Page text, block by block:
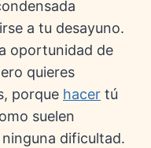
a tu desayuno.
oportunidad de
quieres
porque hacer tú
suelen
dificultad.